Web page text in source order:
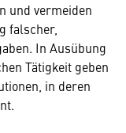
und vermeiden
falscher,
In Ausübung
Tätigkeit geben
in deren